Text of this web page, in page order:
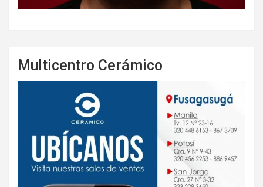
Multicentro Cerámico